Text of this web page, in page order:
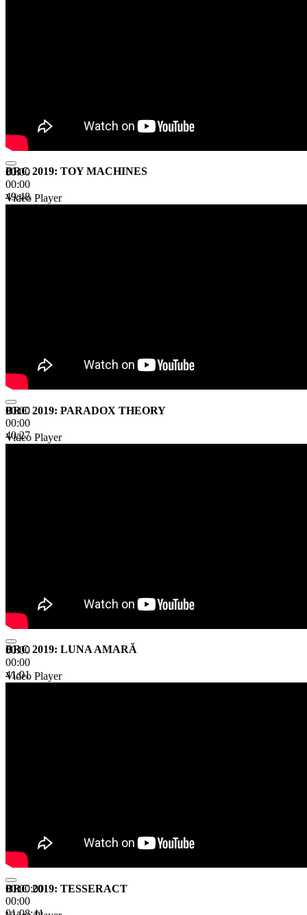
00:00
00:00
49:48
BRC 2019: TOY MACHINES
Video Player
00:00
00:00
40:27
BRC 2019: PARADOX THEORY
Video Player
00:00
00:00
41:01
BRC 2019: LUNA AMARĂ
Video Player
00:00:00
00:00
BRC 2019: TESSERACT